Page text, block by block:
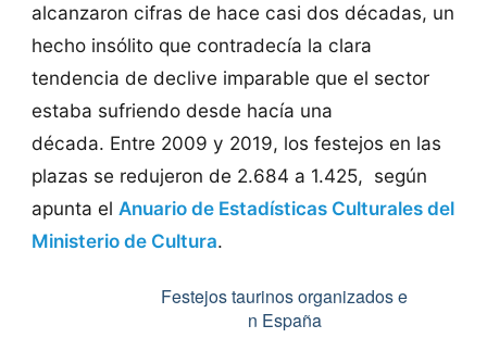
alcanzaron cifras de hace casi dos décadas, un
hecho insólito que contradecía la clara
tendencia de declive imparable que el sector
estaba sufriendo desde hacía una
década. Entre 2009 y 2019, los festejos en las
plazas se redujeron de 2.684 a 1.425, según
apunta el Anuario de Estadísticas Culturales del
Ministerio de Cultura.